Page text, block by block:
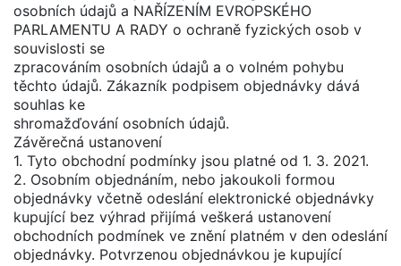
osobních údajů a NAŘÍZENÍM EVROPSKÉHO
PARLAMENTU A RADY o ochraně fyzických osob v
souvislosti se
zpracováním osobních údajů a o volném pohybu
těchto údajů. Zákazník podpisem objednávky dává
souhlas ke
shromažďování osobních údajů.
Závěrečná ustanovení
1. Tyto obchodní podmínky jsou platné od 1. 3. 2021.
2. Osobním objednáním, nebo jakoukoli formou
objednávky včetně odeslání elektronické objednávky
kupující bez výhrad přijímá veškerá ustanovení
obchodních podmínek ve znění platném v den odeslání
objednávky. Potvrzenou objednávkou je kupující